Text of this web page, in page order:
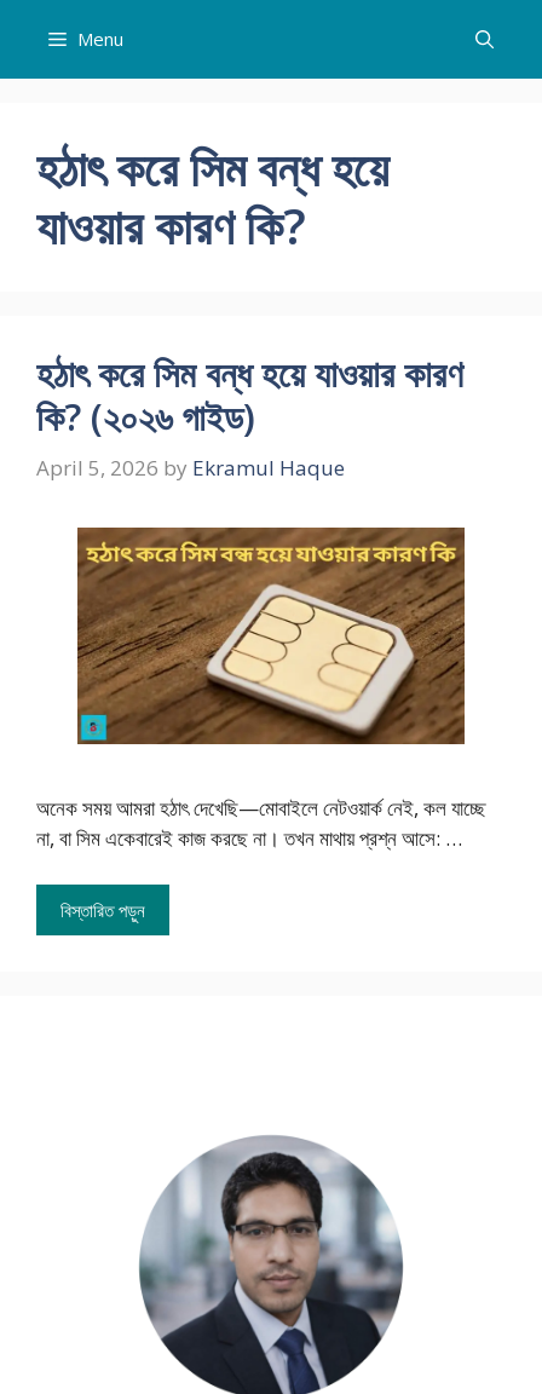
content
Menu
হঠাৎ করে সিম বন্ধ হয়ে
যাওয়ার কারণ কি?
হঠাৎ করে সিম বন্ধ হয়ে যাওয়ার কারণ
কি? (২০২৬ গাইড)
April 5, 2026 by Ekramul Haque
অনেক সময় আমরা হঠাৎ দেখেছি—মোবাইলে নেটওয়ার্ক নেই, কল যাচ্ছে
না, বা সিম একেবারেই কাজ করছে না। তখন মাথায় প্রশ্ন আসে: …
বিস্তারিত পড়ুন